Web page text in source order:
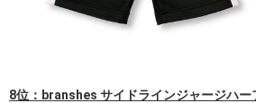
8位：branshes サイドラインジャージハー